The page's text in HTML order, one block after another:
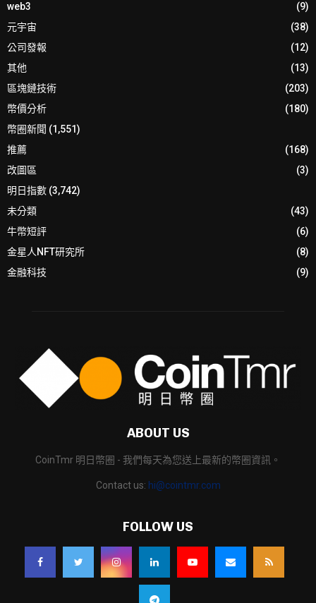
web3
(9)
元宇宙
(38)
公司發報
(12)
其他
(13)
區塊鏈技術
(203)
幣價分析
(180)
幣圈新聞 (1,551)
推薦
(168)
改圖區
(3)
明日指數 (3,742)
未分類
(43)
牛幣短評
(6)
金星人NFT研究所
(8)
金融科技
(9)
ABOUT US
CoinTmr 明日幣圈 - 我們每天為您送上最新的幣圈資訊。
Contact us: hi@cointmr.com
FOLLOW US